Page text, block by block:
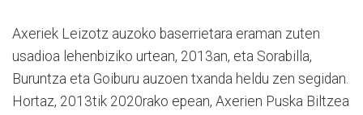
Axeriek Leizotz auzoko baserrietara eraman zuten
usadioa lehenbiziko urtean, 2013an, eta Sorabilla,
Buruntza eta Goiburu auzoen txanda heldu zen segidan.
Hortaz, 2013tik 2020rako epean, Axerien Puska Biltzea